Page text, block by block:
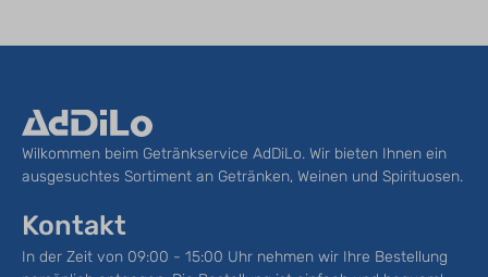
Wilkommen beim Getränkservice AdDiLo. Wir bieten Ihnen ein
ausgesuchtes Sortiment an Getränken, Weinen und Spirituosen.
Kontakt
In der Zeit von 09:00 - 15:00 Uhr nehmen wir Ihre Bestellung